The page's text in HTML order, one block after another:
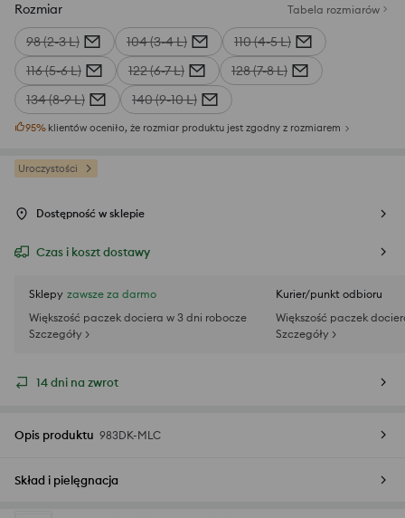
Rozmiar Tabela rozmiarów
98 (2-3 L) 104 (3-4 L)
110 (4-5 L)
116 (5-6 L)
122 (6-7 L)
128 (7-8 L)
134 (8-9 L)
140 (9-10 L)
95% klientów oceniło, że rozmiar produktu jest zgodny z rozmiarem
Uroczystości
Dostępność w sklepie
Czas i koszt dostawy
Sklepy zawsze za darmo
Większość paczek dociera w 3 dni robocze
Szczegóły >
Kurier/punkt odbioru
Większość paczek
Szczegóły >
14 dni na zwrot
Opis produktu 983DK-MLC
Skład i pielęgnacja